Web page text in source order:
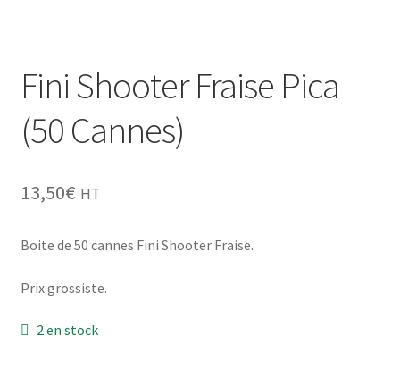
Menthol
Briquets
Chichas
Grinders
Plateau pour rouler
Vape
Fini Shooter Fraise Pica
(50 Cannes)
13,50€ HT
Boite de 50 cannes Fini Shooter Fraise.
Prix grossiste.
2 en stock